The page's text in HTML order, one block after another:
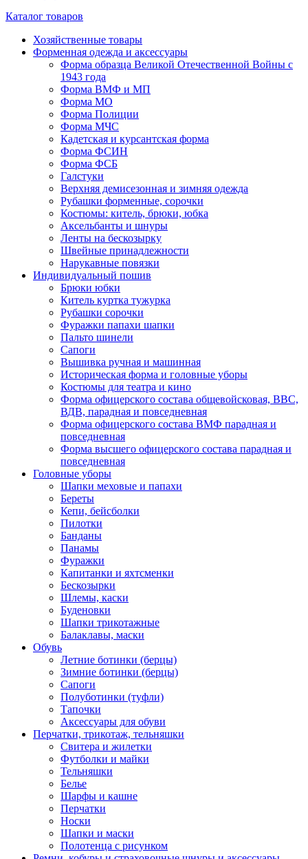
Каталог товаров
Хозяйственные товары
Форменная одежда и аксессуары
Форма образца Великой Отечественной Войны с
1943 года
Форма ВМФ и МП
Форма МО
Форма Полиции
Форма МЧС
Кадетская и курсантская форма
Форма ФСИН
Форма ФСБ
Галстуки
Верхняя демисезонная и зимняя одежда
Рубашки форменные, сорочки
Костюмы: китель, брюки, юбка
Аксельбанты и шнуры
Ленты на бескозырку
Швейные принадлежности
Нарукавные повязки
Индивидуальный пошив
Брюки юбки
Китель куртка тужурка
Рубашки сорочки
Фуражки папахи шапки
Пальто шинели
Сапоги
Вышивка ручная и машинная
Историческая форма и головные уборы
Костюмы для театра и кино
Форма офицерского состава общевойсковая, ВВС,
ВДВ, парадная и повседневная
Форма офицерского состава ВМФ парадная и
повседневная
Форма высшего офицерского состава парадная и
повседневная
Головные уборы
Шапки меховые и папахи
Береты
Кепи, бейсболки
Пилотки
Банданы
Панамы
Фуражки
Капитанки и яхтсменки
Бескозырки
Шлемы, каски
Буденовки
Шапки трикотажные
Балаклавы, маски
Обувь
Летние ботинки (берцы)
Зимние ботинки (берцы)
Сапоги
Полуботинки (туфли)
Тапочки
Аксессуары для обуви
Перчатки, трикотаж, тельняшки
Свитера и жилетки
Футболки и майки
Тельняшки
Белье
Шарфы и кашне
Перчатки
Носки
Шапки и маски
Полотенца с рисунком